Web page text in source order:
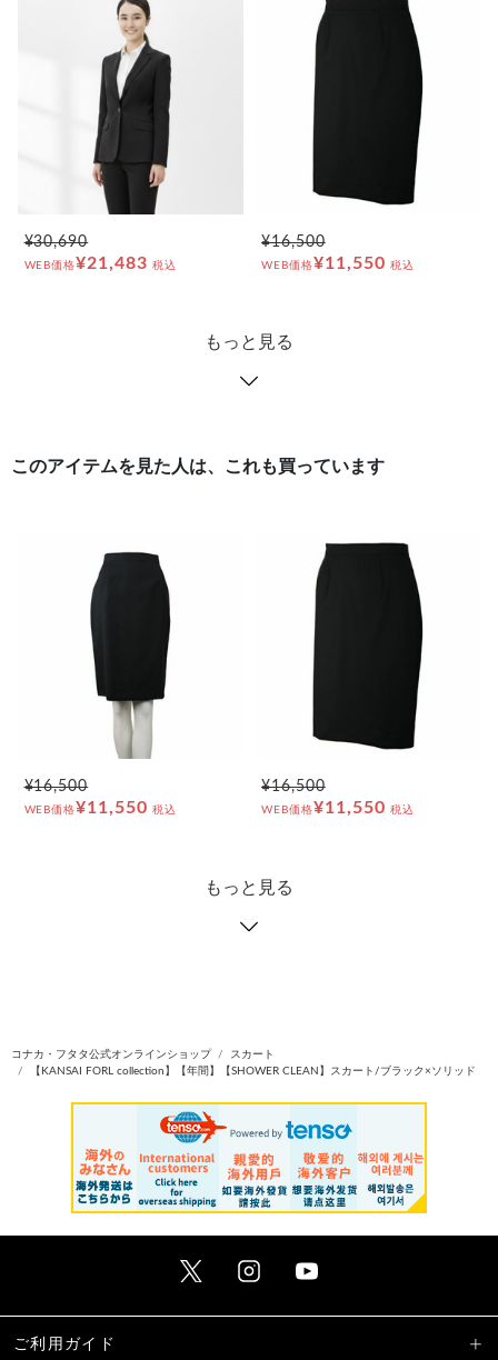
¥30,690
WEB価格¥21,483 税込
¥16,500
WEB価格¥11,550 税込
もっと見る
このアイテムを見た人は、これも買っています
¥16,500
WEB価格¥11,550 税込
¥16,500
WEB価格¥11,550 税込
もっと見る
コナカ・フタタ公式オンラインショップ
スカート
【KANSAI FORL collection】【年間】【SHOWER CLEAN】スカート/ブラック×ソリッド
ご利用ガイド